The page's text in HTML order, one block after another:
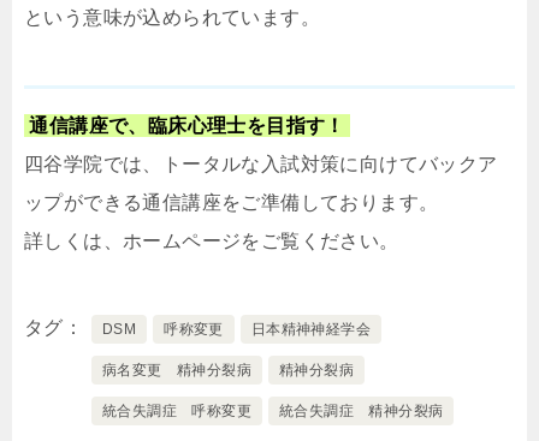
という意味が込められています。
通信講座で、臨床心理士を目指す！
四谷学院では、トータルな入試対策に向けてバックア
ップができる通信講座をご準備しております。
詳しくは、ホームページをご覧ください。
タグ DSM 呼称変更 日本精神神経学会
病名変更 精神分裂病 精神分裂病
統合失調症 呼称変更 統合失調症 精神分裂病